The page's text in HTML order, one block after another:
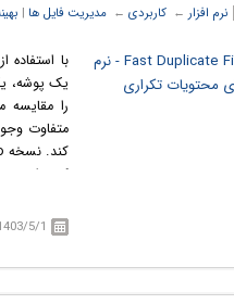
نرم افزار ← ‏ کاربردی ← ‏ مدیریت فایل ها ‏|
با استفاده از
یک پوشه،
را مقایسه
کند. این
تکراری، به
5/1